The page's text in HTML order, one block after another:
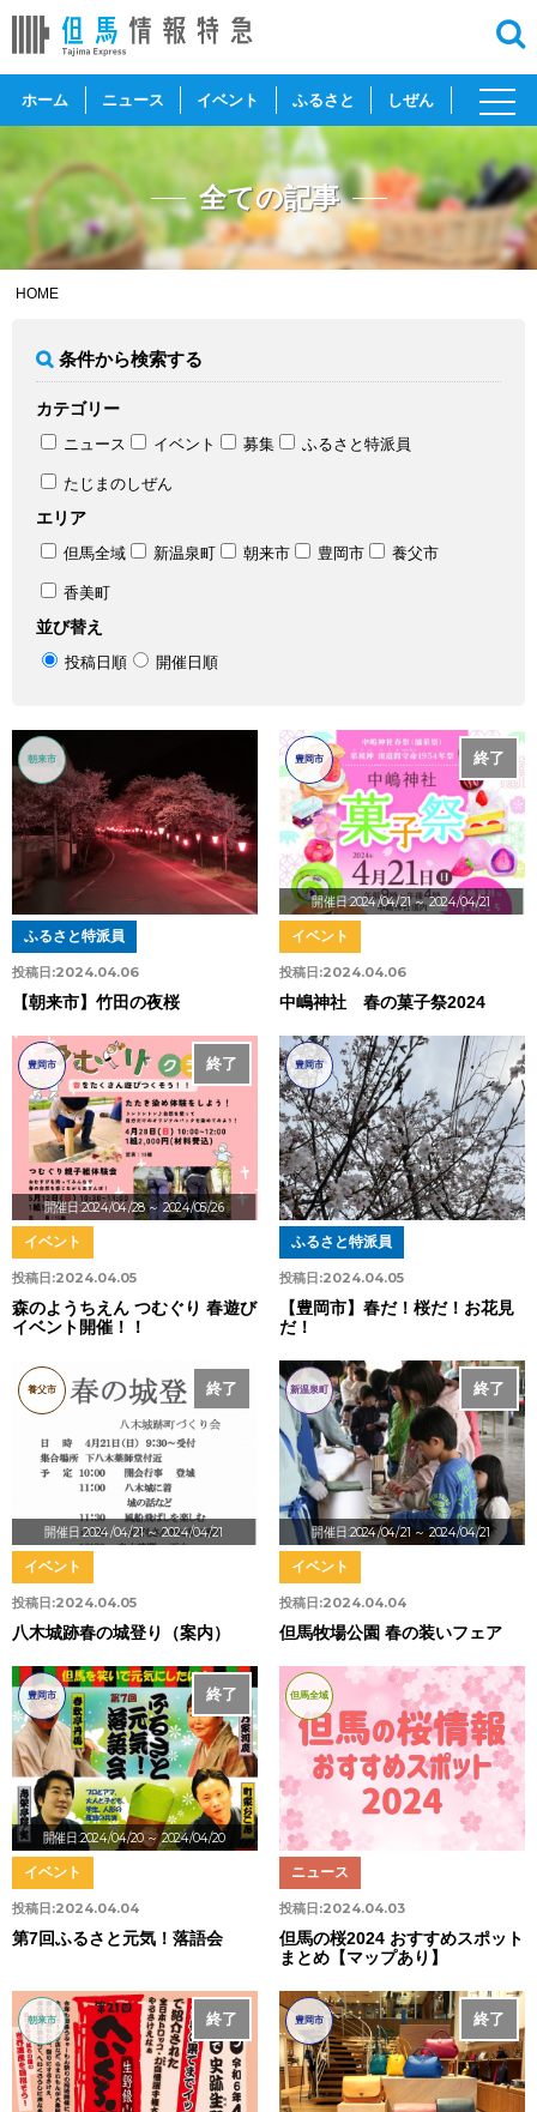
ホーム ニュース イベント ふるさと しぜん
toggle
全ての記事
HOME
条件から検索する
カテゴリー
ニュース イベント 募集 ふるさと特派員
たじまのしぜん
エリア
但馬全域 新温泉町 朝来市 豊岡市 養父市
香美町
並び替え
投稿日順 開催日順
朝来市
投稿日:2024.04.06
ふるさと特派員
【朝来市】竹田の夜桜
開催日:2024/04/21～ 2024/04/21
終了
豊岡市
投稿日:2024.04.06
イベント
中嶋神社 春の菓子祭2024
開催日:2024/04/28～ 2024/05/26
終了
豊岡市
投稿日:2024.04.05
イベント
森のようちえん つむぐり 春遊び
イベント開催！！
豊岡市
投稿日:2024.04.05
ふるさと特派員
【豊岡市】春だ！桜だ！お花見
だ！
開催日:2024/04/21～ 2024/04/21
終了
養父市
投稿日:2024.04.05
イベント
八木城跡春の城登り（案内）
開催日:2024/04/21 ～ 2024/04/21
終了
新温泉町
投稿日:2024.04.04
イベント
但馬牧場公園 春の装いフェア
開催日:2024/04/20～ 2024/04/20
終了
豊岡市
投稿日:2024.04.04
イベント
第7回ふるさと元気！落語会
但馬全域
投稿日:2024.04.03
ニュース
但馬の桜2024 おすすめスポット
まとめ【マップあり】
終了
朝来市 終了
豊岡市